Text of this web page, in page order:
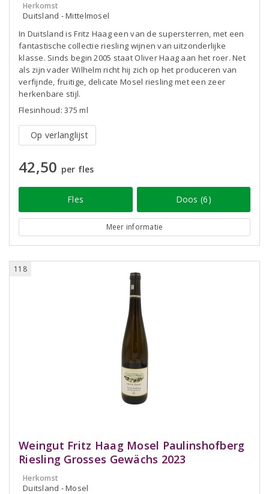
Herkomst
Duitsland - Mittelmosel
In Duitsland is Fritz Haag een van de supersterren, met een
fantastische collectie riesling wijnen van uitzonderlijke
klasse. Sinds begin 2005 staat Oliver Haag aan het roer. Net
als zijn vader Wilhelm richt hij zich op het produceren van
verfijnde, fruitige, delicate Mosel riesling met een zeer
herkenbare stijl.
Flesinhoud: 375 ml
Op verlanglijst
42,50 per fles
Fles Doos (6)
Meer informatie
118
Weingut Fritz Haag Mosel Paulinshofberg
Riesling Grosses Gewächs 2023
Herkomst
Duitsland - Mosel